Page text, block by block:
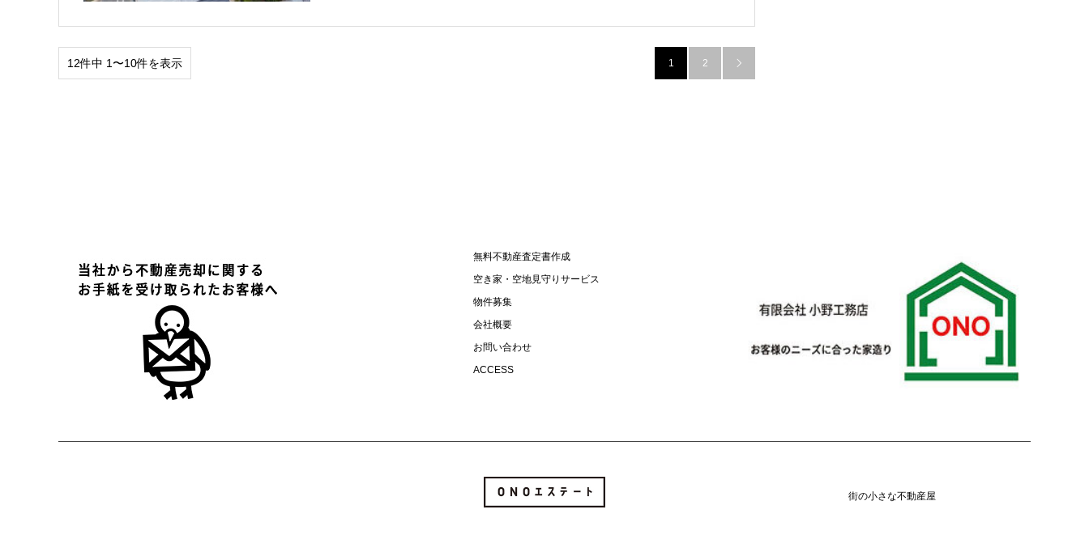
12件中 1〜10件を表示 1 2 
無料不動産査定書作成
空き家・空地見守りサービス
物件募集
会社概要
お問い合わせ
ACCESS
街の小さな不動産屋